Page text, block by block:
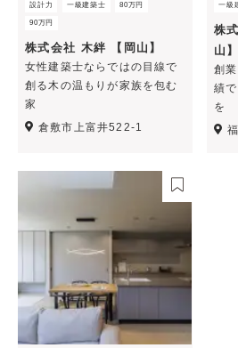
設計力 一級建築士 80万円
90万円
株式会社 木絆 【岡山】
女性建築士ならではの目線で
創る木の温もりが家族を包む
家
倉敷市上富井522-1
一級
株
山】
創
績
を